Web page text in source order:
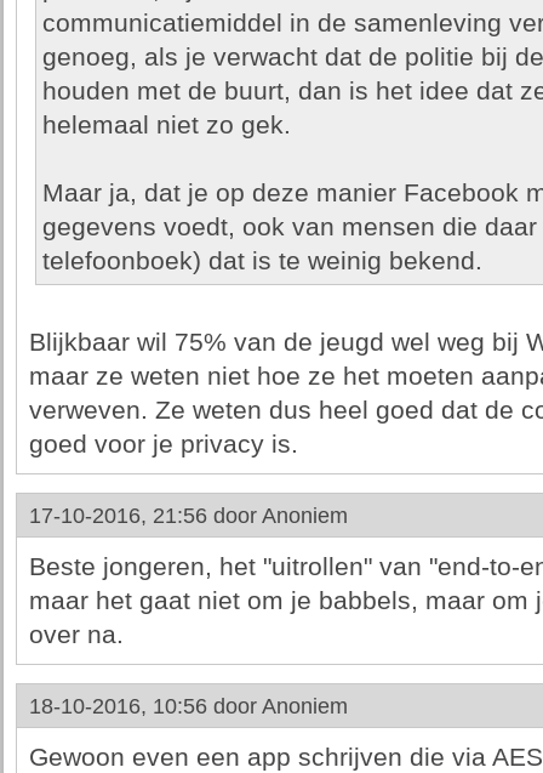
communicatiemiddel in de samenleving
genoeg, als je verwacht dat de politie bij
houden met de buurt, dan is het idee dat
helemaal niet zo gek.
Maar ja, dat je op deze manier Facebook
gegevens voedt, ook van mensen die
telefoonboek) dat is te weinig bekend.
Blijkbaar wil 75% van de jeugd wel weg bij
maar ze weten niet hoe ze het moeten
verweven. Ze weten dus heel goed dat de
goed voor je privacy is.
17-10-2016, 21:56 door Anoniem
Beste jongeren, het "uitrollen" van "end-to-
maar het gaat niet om je babbels, maar om
over na.
18-10-2016, 10:56 door Anoniem
Gewoon even een app schrijven die via